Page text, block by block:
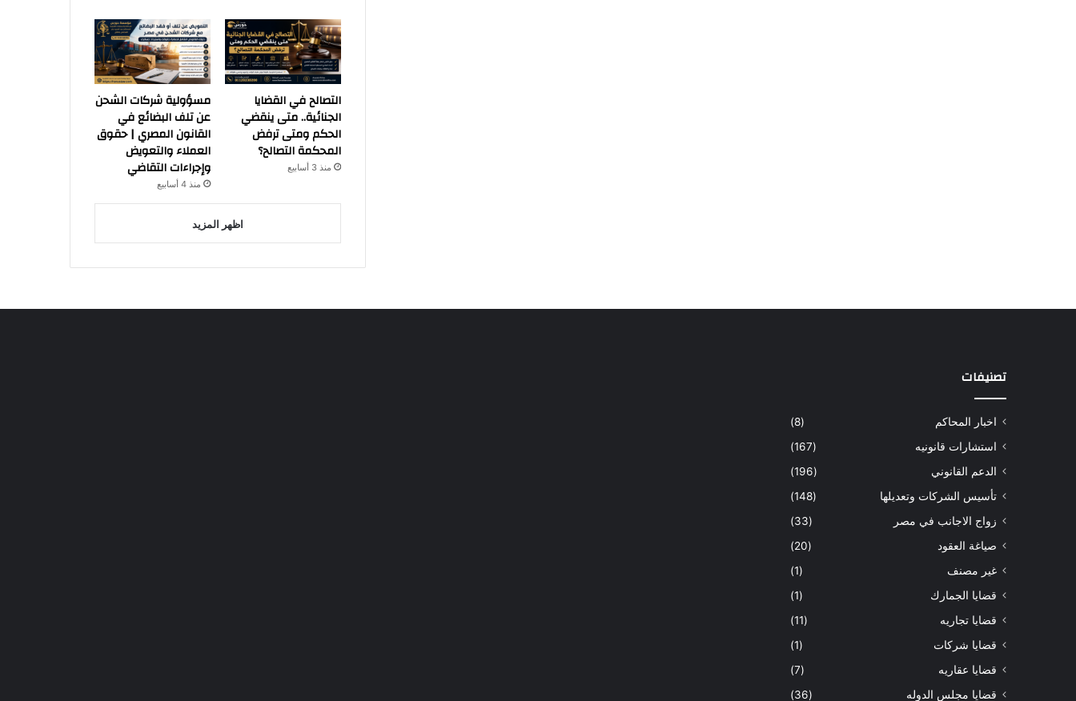
التصالح في القضايا
الجنائية.. متى ينقضي
الحكم ومتى ترفض
المحكمة التصالح؟
منذ 3 أسابيع
مسؤولية شركات الشحن
عن تلف البضائع في
القانون المصري | حقوق
العملاء والتعويض
وإجراءات التقاضي
منذ 4 أسابيع
اظهر المزيد
تصنيفات
اخبار المحاكم
(8)
استشارات قانونيه
(167)
الدعم القانوني
(196)
تأسيس الشركات وتعديلها
(148)
زواج الاجانب في مصر
(33)
صياغة العقود
(20)
غير مصنف
(1)
قضايا الجمارك
(1)
قضايا تجاريه
(11)
قضايا شركات
(1)
قضايا عقاريه
(7)
قضايا مجلس الدوله
(36)